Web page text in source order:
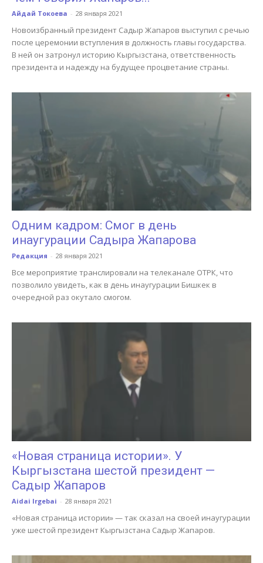
Айдай Токоева - 28 января 2021
Новоизбранный президент Садыр Жапаров выступил с речью
после церемонии вступления в должность главы государства.
В ней он затронул историю Кыргызстана, ответственность
президента и надежду на будущее процветание страны.
Одним кадром: Смог в день
инаугурации Садыра Жапарова
Редакция - 28 января 2021
Все мероприятие транслировали на телеканале ОТРК, что
позволило увидеть, как в день инаугурации Бишкек в
очередной раз окутало смогом.
«Новая страница истории». У
Кыргызстана шестой президент —
Садыр Жапаров
Aidai Irgebai - 28 января 2021
«Новая страница истории» — так сказал на своей инаугурации
уже шестой президент Кыргызстана Садыр Жапаров.